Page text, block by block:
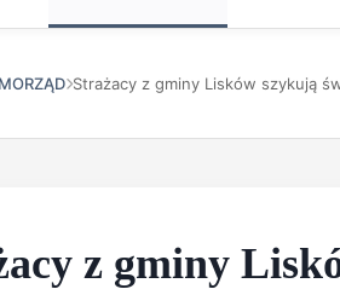
Strażacy z gminy Lisków szykują
z gminy